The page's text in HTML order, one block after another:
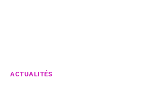
ACTUALITÉS